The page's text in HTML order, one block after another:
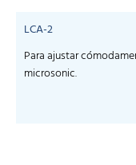
LCA-2
Para ajustar
microsonic.